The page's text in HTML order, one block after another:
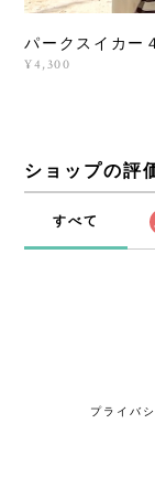
パークスイカー
¥4,300
ショップの評
すべて
プライバ